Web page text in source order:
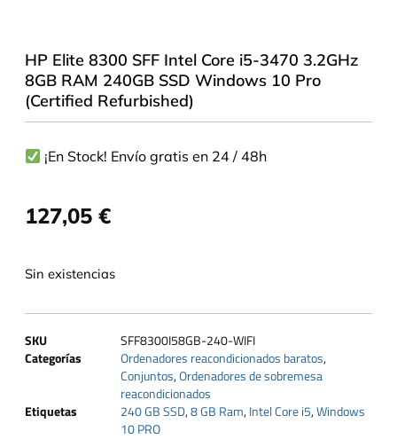
HP Elite 8300 SFF Intel Core i5-3470 3.2GHz
8GB RAM 240GB SSD Windows 10 Pro
(Certified Refurbished)
¡En Stock! Envío gratis en 24 / 48h
127,05 €
Sin existencias
SKU
SFF8300I58GB-240-WIFI
Categorías
Ordenadores reacondicionados baratos,
Conjuntos,Ordenadores de sobremesa
reacondicionados
Etiquetas
240 GB SSD,8 GB Ram,Intel Core i5,Windows
10 PRO